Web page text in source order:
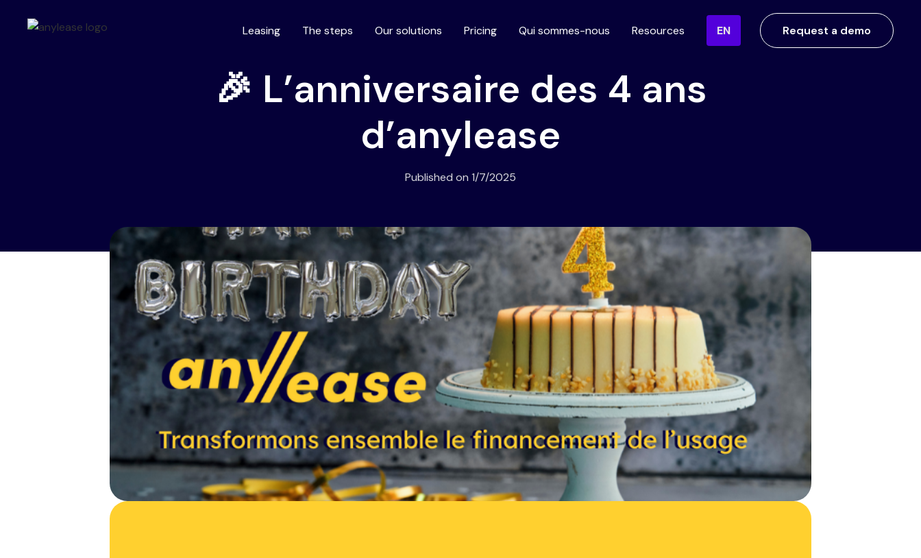
Leasing The steps Our solutions Pricing Qui sommes-nous Resources EN Request a demo
🎉 L’anniversaire des 4 ans
d’anylease
Published on 1/7/2025